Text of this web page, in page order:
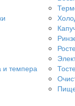
и темпера